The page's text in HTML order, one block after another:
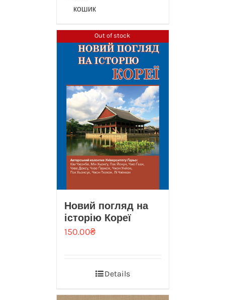
кошик
Out of stock
Новий погляд на
iсторiю Кореї
150.00₴
Details